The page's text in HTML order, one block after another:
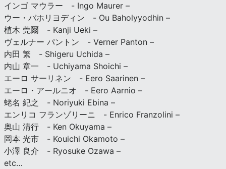
インゴ マウラー - Ingo Maurer –
ウー・バホリヨディン - Ou Baholyyodhin –
植木 莞爾 - Kanji Ueki –
ヴェルナー パントン - Verner Panton –
内田 繁 - Shigeru Uchida –
内山 章一 - Uchiyama Shoichi –
エーロ サーリネン - Eero Saarinen –
エーロ・アールニオ - Eero Aarnio –
蛯名 紀之 - Noriyuki Ebina –
エンリコ フランゾリーニ - Enrico Franzolini –
奥山 清行 - Ken Okuyama –
岡本 光市 - Kouichi Okamoto –
小澤 良介 - Ryosuke Ozawa –
etc…